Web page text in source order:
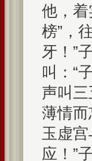
他，着
榜”，
牙！”
叫：“
声叫
薄情
玉虚
应！”